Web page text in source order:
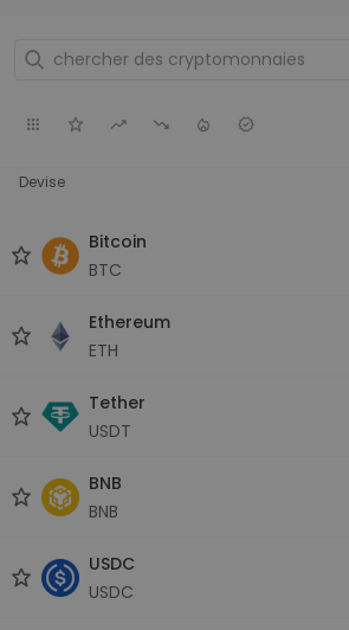
Devise
Bitcoin
BTC
Ethereum
ETH
Tether
USDT
BNB
BNB
USDC
USDC